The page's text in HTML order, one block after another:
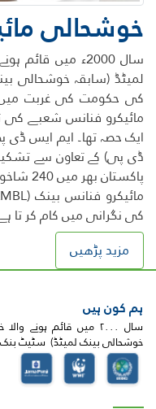
خوشحالی
سال 2000ء میں
لمیٹڈ (سابقہ خوشحالی
کی حکومت کی غربت
مائیکرو فنانس شعبے کی
ایک حصہ تھا۔ ایم ایس ڈی
ڈی پی) کے تعاون سے تشکیل
کی نگرانی میں کام کر تا
مزید پڑھیں
ہم کون ہیں
سال ۲۰۰۰ میں قائم
خوشحالی بینک لمیٹڈ) سٹیٹ بنک